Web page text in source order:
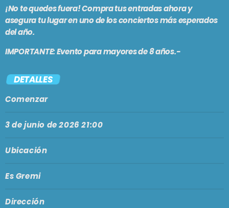
En vivo
BRUNCH
1:00 pm - 3:00 pm
¡No te quedes fuera! Compra tus entradas ahora y
asegura tu lugar en uno de los conciertos más esperados
del año.
IMPORTANTE: Evento para mayores de 8 años.-
DETALLES
Comenzar
3 de junio de 2026 21:00
Ubicación
Es Gremi
Dirección